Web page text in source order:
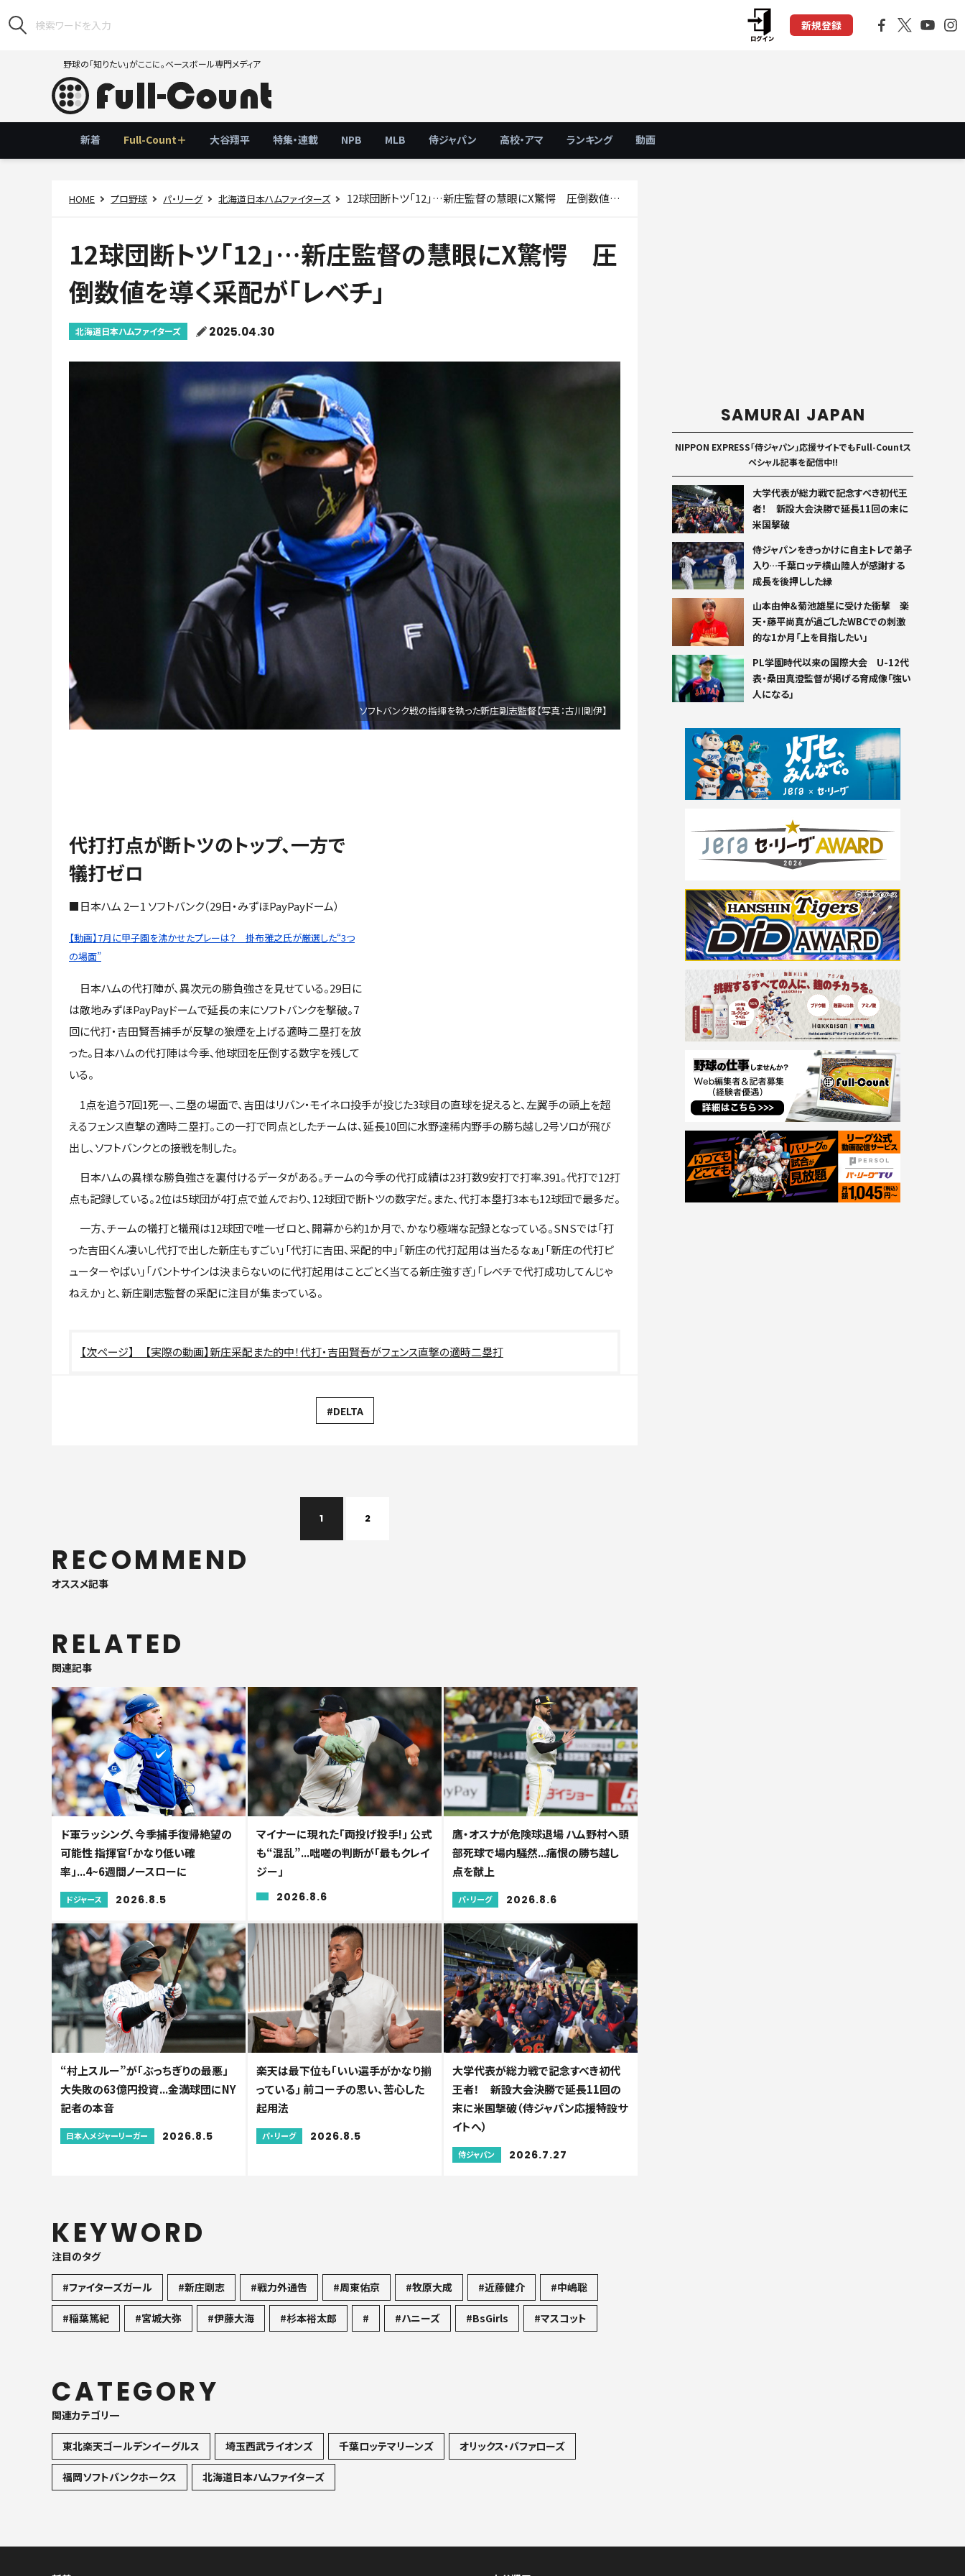
新規登録
野球の「知りたい」がここに。ベースボール専門メディア
新着 Full-Count＋ 大谷翔平 特集・連載 NPB MLB 侍ジャパン 高校・アマ ランキング 動画
HOME プロ野球 パ・リーグ 北海道日本ハムファイターズ 12球団断トツ「12」…新庄監督の慧眼にX驚愕 圧倒数値を導く采配が「レベチ」
12球団断トツ「12」…新庄監督の慧眼にX驚愕 圧
倒数値を導く采配が「レベチ」
北海道日本ハムファイターズ 2025.04.30
ソフトバンク戦の指揮を執った新庄剛志監督【写真：古川剛伊】
代打打点が断トツのトップ、一方で
犠打ゼロ
■日本ハム 2ー1 ソフトバンク（29日・みずほPayPayドーム）
【動画】7月に甲子園を沸かせたプレーは？ 掛布雅之氏が厳選した“3つ
の場面”
日本ハムの代打陣が、異次元の勝負強さを見せている。29日に
は敵地みずほPayPayドームで延長の末にソフトバンクを撃破。7
回に代打・吉田賢吾捕手が反撃の狼煙を上げる適時二塁打を放
った。日本ハムの代打陣は今季、他球団を圧倒する数字を残して
いる。
1点を追う7回1死一、二塁の場面で、吉田はリバン・モイネロ投手が投じた3球目の直球を捉えると、左翼手の頭上を超
えるフェンス直撃の適時二塁打。この一打で同点としたチームは、延長10回に水野達稀内野手の勝ち越し2号ソロが飛び
出し、ソフトバンクとの接戦を制した。
日本ハムの異様な勝負強さを裏付けるデータがある。チームの今季の代打成績は23打数9安打で打率.391。代打で12打
点も記録している。2位は5球団が4打点で並んでおり、12球団で断トツの数字だ。また、代打本塁打3本も12球団で最多だ。
一方、チームの犠打と犠飛は12球団で唯一ゼロと、開幕から約1か月で、かなり極端な記録となっている。SNSでは「打
った吉田くん凄いし代打で出した新庄もすごい」「代打に吉田、采配的中」「新庄の代打起用は当たるなぁ」「新庄の代打ピ
ューターやばい」「バントサインは決まらないのに代打起用はことごとく当てる新庄強すぎ」「レベチで代打成功してんじゃ
ねえか」と、新庄剛志監督の采配に注目が集まっている。
【実際の動画】新庄采配また的中！代打・吉田賢吾がフェンス直撃の適時二塁打
#DELTA
1 2
RECOMMEND
オススメ記事
RELATED
関連記事
ド軍ラッシング、今季捕手復帰絶望の
可能性 指揮官「かなり低い確
率」...4~6週間ノースローに
ドジャース 2026.8.5
マイナーに現れた「両投げ投手!」 公式
も“混乱”...咄嗟の判断が「最もクレイ
ジー」
2026.8.6
鷹・オスナが危険球退場 ハム野村へ頭
部死球で場内騒然...痛恨の勝ち越し
点を献上
パ・リーグ 2026.8.6
“村上スルー”が「ぶっちぎりの最悪」
大失敗の63億円投資...金満球団にNY
記者の本音
日本人メジャーリーガー 2026.8.5
楽天は最下位も「いい選手がかなり揃
っている」 前コーチの思い、苦心した
起用法
パ・リーグ 2026.8.5
大学代表が総力戦で記念すべき初代
王者！ 新設大会決勝で延長11回の
末に米国撃破（侍ジャパン応援特設サ
イトへ）
侍ジャパン 2026.7.27
KEYWORD
注目のタグ
#ファイターズガール #新庄剛志 #戦力外通告 #周東佑京 #牧原大成 #近藤健介 #中嶋聡
#稲葉篤紀 #宮城大弥 #伊藤大海 #杉本裕太郎 # #ハニーズ #BsGirls #マスコット
CATEGORY
関連カテゴリ一
東北楽天ゴールデンイーグルス 埼玉西武ライオンズ 千葉ロッテマリーンズ オリックス・バファローズ
福岡ソフトバンクホークス 北海道日本ハムファイターズ
SAMURAI JAPAN
NIPPON EXPRESS「侍ジャパン」応援サイトでもFull-Countス
ペシャル記事を配信中!!
大学代表が総力戦で記念すべき初代王
者！ 新設大会決勝で延長11回の末に
米国撃破
侍ジャパンをきっかけに自主トレで弟子
入り…千葉ロッテ横山陸人が感謝する
成長を後押しした縁
山本由伸＆菊池雄星に受けた衝撃 楽
天・藤平尚真が過ごしたWBCでの刺激
的な1か月「上を目指したい」
PL学園時代以来の国際大会 U-12代
表・桑田真澄監督が掲げる育成像「強い
人になる」